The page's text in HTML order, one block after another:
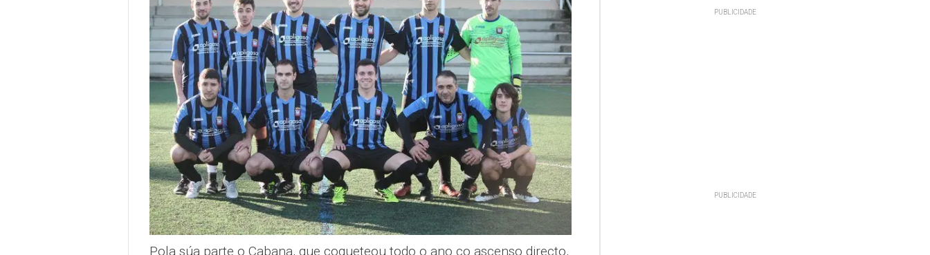
Pola súa parte o Cabana, que coqueteou todo o ano co ascenso directo,